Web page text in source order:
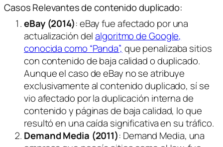
Casos Relevantes de contenido duplicado:
eBay (2014): eBay fue afectado por una
actualización delalgoritmo de Google,
conocida como “Panda”, que penalizaba sitios
con contenido de baja calidad o duplicado.
Aunque el caso de eBay no se atribuye
exclusivamente al contenido duplicado, sí se
vio afectado por la duplicación interna de
contenido y páginas de baja calidad, lo que
resultó en una caída significativa en su tráfico.
Demand Media (2011): Demand Media, una